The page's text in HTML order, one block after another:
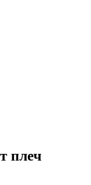
плеч